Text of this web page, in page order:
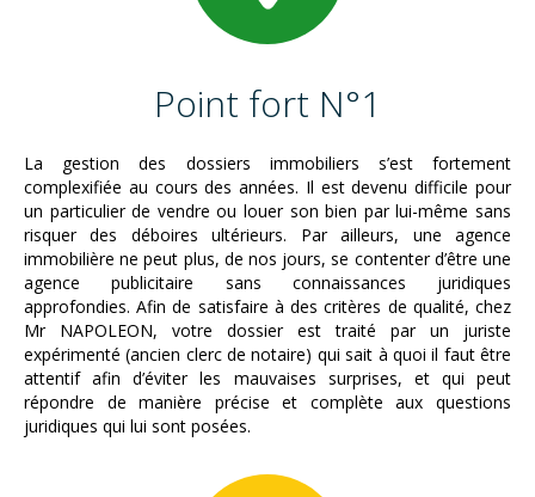
Point fort N°1
La gestion des dossiers immobiliers s’est fortement
complexifiée au cours des années. Il est devenu difficile pour
un particulier de vendre ou louer son bien par lui-même sans
risquer des déboires ultérieurs. Par ailleurs, une agence
immobilière ne peut plus, de nos jours, se contenter d’être une
agence publicitaire sans connaissances juridiques
approfondies. Afin de satisfaire à des critères de qualité, chez
Mr NAPOLEON, votre dossier est traité par un juriste
expérimenté (ancien clerc de notaire) qui sait à quoi il faut être
attentif afin d’éviter les mauvaises surprises, et qui peut
répondre de manière précise et complète aux questions
juridiques qui lui sont posées.